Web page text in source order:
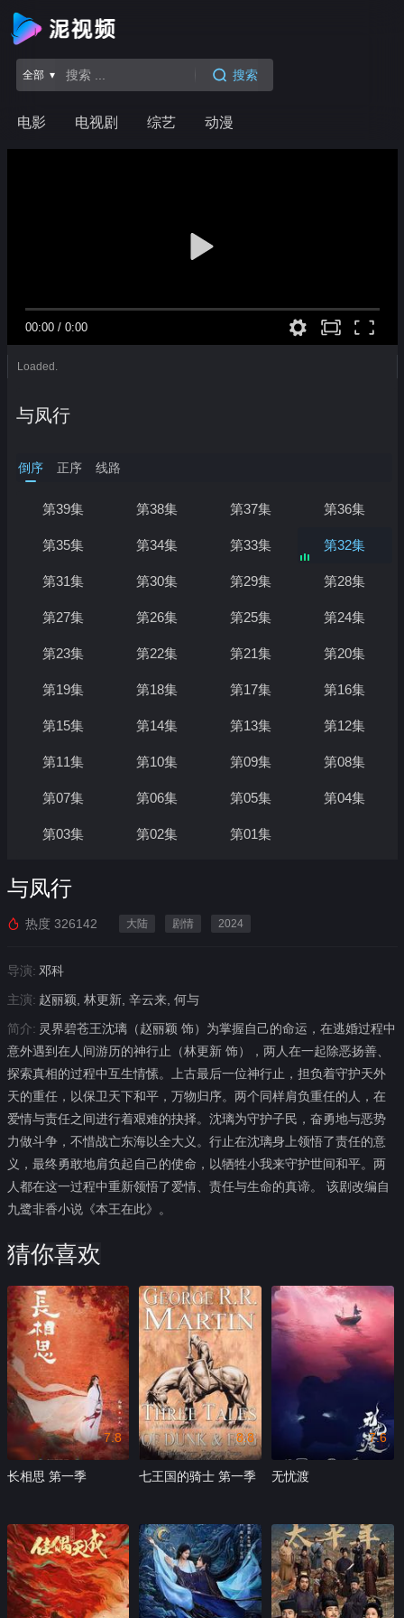
电影 电视剧 综艺 动漫
全部 ▾ 搜索
00:00/ 0:00
Loaded.
与凤行
倒序 正序 线路
第39集 第38集 第37集 第36集
第35集 第34集 第33集 第32集
第31集 第30集 第29集 第28集
第27集 第26集 第25集 第24集
第23集 第22集 第21集 第20集
第19集 第18集 第17集 第16集
第15集 第14集 第13集 第12集
第11集 第10集 第09集 第08集
第07集 第06集 第05集 第04集
第03集 第02集 第01集
与凤行
热度 326142 大陆 剧情 2024
导演: 邓科
主演: 赵丽颖, 林更新, 辛云来, 何与
简介: 灵界碧苍王沈璃（赵丽颖 饰）为掌握自己的命运，在逃婚过程中
意外遇到在人间游历的神行止（林更新 饰），两人在一起除恶扬善、
探索真相的过程中互生情愫。上古最后一位神行止，担负着守护天外
天的重任，以保卫天下和平，万物归序。两个同样肩负重任的人，在
爱情与责任之间进行着艰难的抉择。沈璃为守护子民，奋勇地与恶势
力做斗争，不惜战亡东海以全大义。行止在沈璃身上领悟了责任的意
义，最终勇敢地肩负起自己的使命，以牺牲小我来守护世间和平。两
人都在这一过程中重新领悟了爱情、责任与生命的真谛。 该剧改编自
九鹭非香小说《本王在此》。
猜你喜欢
7.8
长相思 第一季
8.8
七王国的骑士 第一季
7.6
无忧渡